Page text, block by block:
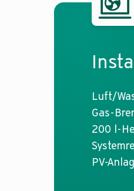
Luft/
Gas-
200 l-
PV-